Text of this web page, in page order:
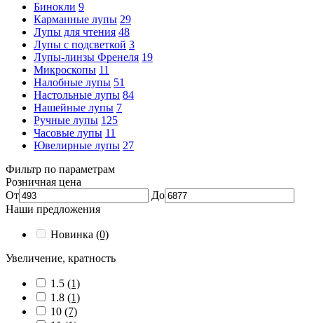
Бинокли 9
Карманные лупы 29
Лупы для чтения 48
Лупы с подсветкой 3
Лупы-линзы Френеля 19
Микроскопы 11
Налобные лупы 51
Настольные лупы 84
Нашейные лупы 7
Ручные лупы 125
Часовые лупы 11
Ювелирные лупы 27
Фильтр по параметрам
Розничная цена
От
До
Наши предложения
Новинка (0)
Увеличение, кратность
1.5 (1)
1.8 (1)
10 (7)